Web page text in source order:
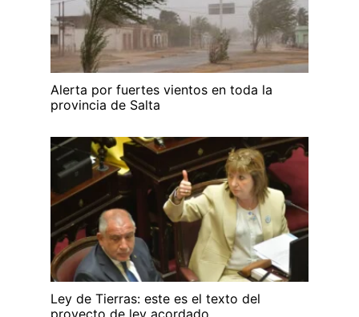
Alerta por fuertes vientos en toda la
provincia de Salta
Ley de Tierras: este es el texto del